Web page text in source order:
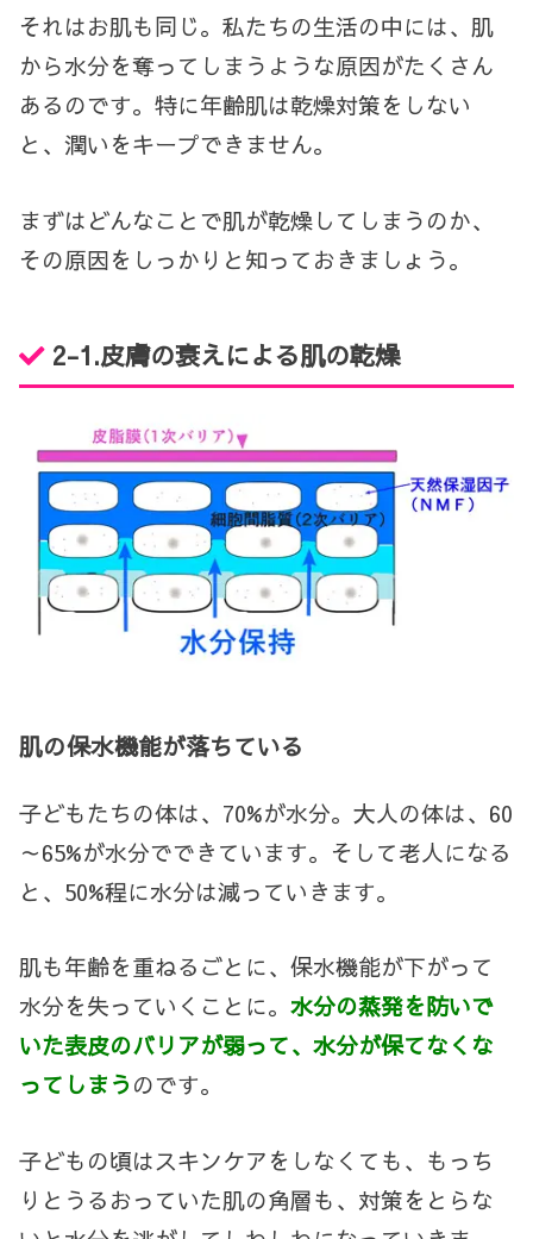
それはお肌も同じ。私たちの生活の中には、肌
から水分を奪ってしまうような原因がたくさん
あるのです。特に年齢肌は乾燥対策をしない
と、潤いをキープできません。
まずはどんなことで肌が乾燥してしまうのか、
その原因をしっかりと知っておきましょう。
2-1.皮膚の衰えによる肌の乾燥
肌の保水機能が落ちている
子どもたちの体は、 70%が水分。大人の体は、 60
～65%が水分でできています。そして老人になる
と、 50%程に水分は減っていきます。
肌も年齢を重ねるごとに、保水機能が下がって
水分を失っていくことに。水分の蒸発を防いで
いた表皮のバリアが弱って、水分が保てなくな
ってしまうのです。
子どもの頃はスキンケアをしなくても、もっち
りとうるおっていた肌の角層も、対策をとらな